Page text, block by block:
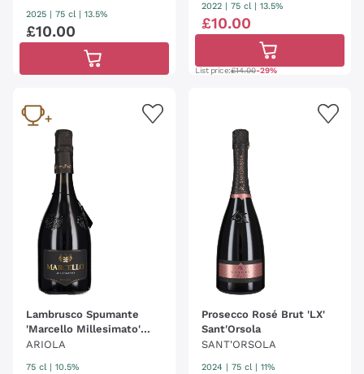
2025 75 cl | 13.5%
£10.00
2022 75 cl | 13.5%
£10.00
List price:£14.00-29%
Lambrusco Spumante
'Marcello Millesimato'
Ariola
ARIOLA
75 cl | 10.5%
Prosecco Rosé Brut 'LX'
Sant'Orsola
SANT'ORSOLA
2024 75 cl | 11%